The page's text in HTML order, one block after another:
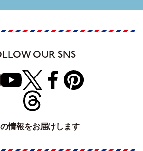
OUR SNS
情報をお届けします